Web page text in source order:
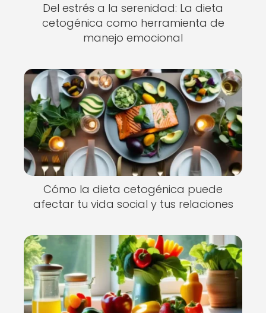
Del estrés a la serenidad: La dieta
cetogénica como herramienta de
manejo emocional
Cómo la dieta cetogénica puede
afectar tu vida social y tus relaciones